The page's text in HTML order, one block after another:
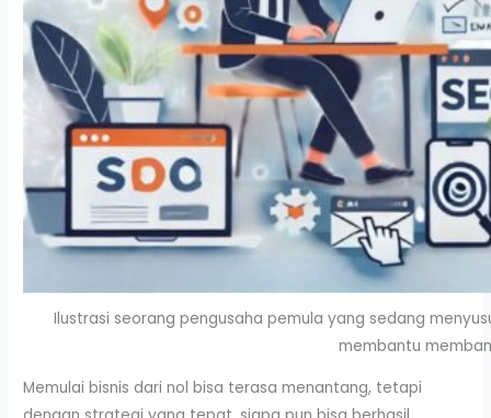
Ilustrasi seorang pengusaha pemula yang sedang
membantu
Memulai bisnis dari nol bisa terasa menantang, tetapi